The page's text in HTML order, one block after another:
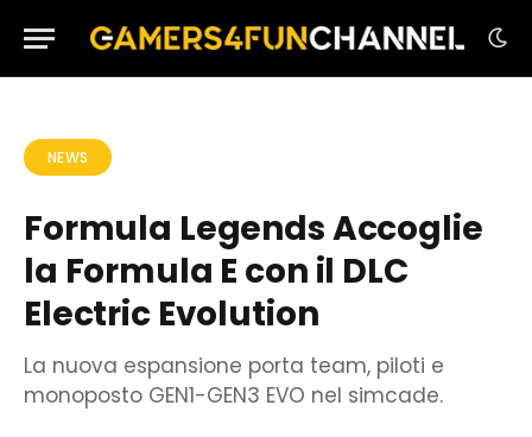
NEWS
Formula Legends Accoglie
la Formula E con il DLC
Electric Evolution
La nuova espansione porta team, piloti e
monoposto GEN1-GEN3 EVO nel simcade.